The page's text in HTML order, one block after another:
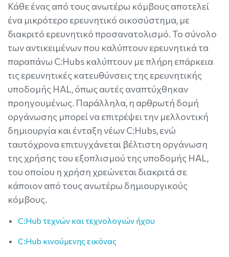
Κάθε ένας από τους ανωτέρω κόμβους αποτελεί
ένα μικρότερο ερευνητικό οικοσύστημα, με
διακριτό ερευνητικό προσανατολισμό. Το σύνολο
των αντικειμένων που καλύπτουν ερευνητικά τα
παραπάνω C:Ηubs καλύπτουν με πλήρη επάρκεια
τις ερευνητικές κατευθύνσεις της ερευνητικής
υποδομής HAL, όπως αυτές αναπτύχθηκαν
προηγουμένως. Παράλληλα, η αρθρωτή δομή
οργάνωσης μπορεί να επιτρέψει την μελλοντική
δημιουργία και ένταξη νέων C:Hubs, ενώ
ταυτόχρονα επιτυγχάνεται βέλτιστη οργάνωση
της χρήσης του εξοπλισμού της υποδομής HAL,
του οποίου η χρήση χρεώνεται διακριτά σε
κάποιον από τους ανωτέρω δημιουργικούς
κόμβους.
C:Ηub τεχνών και τεχνολογιών ήχου
C:Ηub κινούμενης εικόνας